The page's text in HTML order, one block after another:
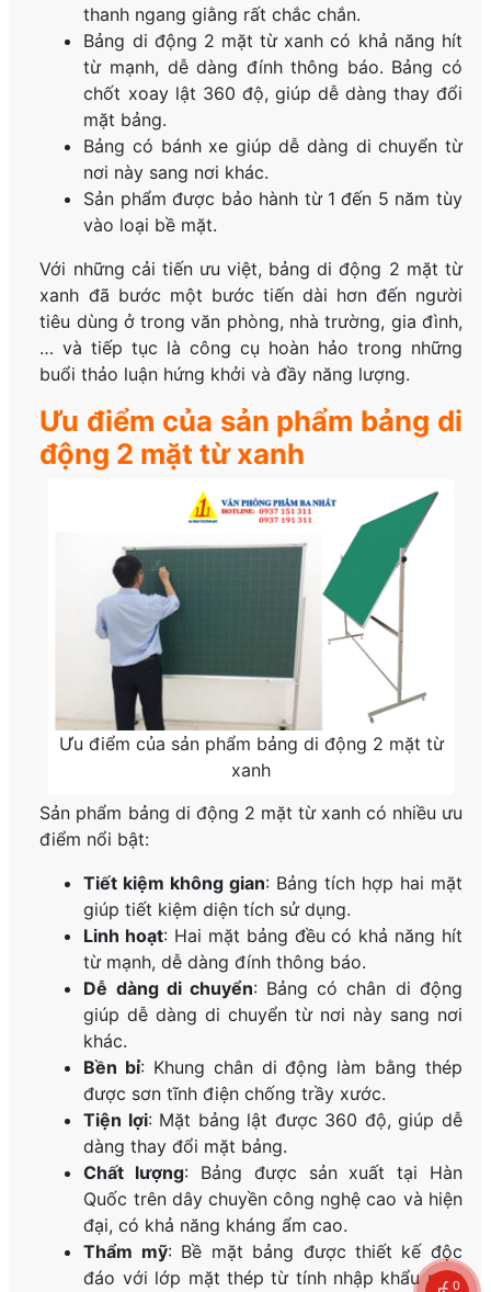
thanh ngang giằng rất chắc chắn.
Bảng di động 2 mặt từ xanh có khả năng hít
từ mạnh, dễ dàng đính thông báo. Bảng có
chốt xoay lật 360 độ, giúp dễ dàng thay đổi
mặt bảng.
Bảng có bánh xe giúp dễ dàng di chuyển từ
nơi này sang nơi khác.
Sản phẩm được bảo hành từ 1 đến 5 năm tùy
vào loại bề mặt.
Với những cải tiến ưu việt, bảng di động 2 mặt từ
xanh đã bước một bước tiến dài hơn đến người
tiêu dùng ở trong văn phòng, nhà trường, gia đình,
… và tiếp tục là công cụ hoàn hảo trong những
buổi thảo luận hứng khởi và đầy năng lượng.
Ưu điểm của sản phẩm bảng di
động 2 mặt từ xanh
Ưu điểm của sản phẩm bảng di động 2 mặt từ
xanh
Sản phẩm bảng di động 2 mặt từ xanh có nhiều ưu
điểm nổi bật:
Tiết kiệm không gian: Bảng tích hợp hai mặt
giúp tiết kiệm diện tích sử dụng.
Linh hoạt: Hai mặt bảng đều có khả năng hít
từ mạnh, dễ dàng đính thông báo.
Dễ dàng di chuyển: Bảng có chân di động
giúp dễ dàng di chuyển từ nơi này sang nơi
khác.
Bền bỉ: Khung chân di động làm bằng thép
được sơn tĩnh điện chống trầy xước.
Tiện lợi: Mặt bảng lật được 360 độ, giúp dễ
dàng thay đổi mặt bảng.
Chất lượng: Bảng được sản xuất tại Hàn
Quốc trên dây chuyền công nghệ cao và hiện
đại, có khả năng kháng ẩm cao.
Thẩm mỹ: Bề mặt bảng được thiết kế độc
đáo với lớp mặt thép từ tính nhập khẩu màu
0